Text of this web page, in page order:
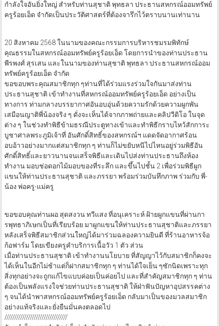
กำลังใจอันยิ่งใหญ่ สำหรับท่านสุชาติ พุทธลา ประธานสหกรณ์ออมทรัพย์
ครูร้อยเอ็ด จำกัดเป็นประวัติศาสตร์ที่ต้องจารึกไว้ตราบนานเท่านาน
20 สิงหาคม 2568 ในนามของคณะกรรมการบริหารชมรมพิทักษ์
คุณธรรมในสหกรณ์ออมทรัพย์ครูร้อยเอ็ด โดยการนำของท่านประธาน
พีรพงศ์ สุรเสน และในนามของท่านสุชาติ พุทธลา ประธานสหกรณ์ออม
ทรัพย์ครูร้อยเอ็ด จำกัด
ขอขอบพระคุณสมาชิกทุก ๆท่านที่ได้ร่วมแรงร่วมใจกันมาส่งท่าน
ประธานสุชาติ เข้าทำงานที่สหกรณ์ออมทรัพย์ครูร้อยเอ็ด อย่างเป็น
ทางการ ท่ามกลางบรรยากาศอันอบอุ่นด้วยความรักด้วยความผูกพัน
เสมือนญาติพี่น้องจริง ๆ ดั่งจะเห็นได้จากภาพถ่ายและคลิปวีดิโอ ในจุด
ต่าง ๆ ในช่วงทำพิธีข้ามธรณีประตูทางเข้าและทำพิธีกราบไหว้สักการะ
บูชาศาลพระภูมิเจ้าที่ อันศักดิ์สิทธิ์ของสหกรณ์ฯ แดดจัดอากาศร้อน
อบอ้าวอย่างมากแต่สมาชิกทุก ๆ ท่านก็ไม่ขยับหนีไปไหนอยู่ร่วมพิธีอัน
ศักดิ์สิทธิ์และยาวนานจนเสร็จพิธีและเดินไปส่งท่านประธานถึงห้อง
ทำงาน มอบช่อดอกไม้มอบของที่ระลึก และขึ้นไปชั้น 2 เพื่อร่วมพิธีผูก
แขนให้ท่านประธานสุชาติ และภรรยา พร้อมร่วมบันทึกภาพ ร่วมกับ พี่-
น้อง พ่อครู-แม่ครู
ขอขอบคุณท่านผอ.สุดสงวน ทวีแสง ที่อนุเคราะห์ ฝ้ายผูกแขนที่ผ่านกา
รพุทธาภิเษกเป็นที่เรียบร้อย มาผูกแขนให้ท่านประธานสุชาติและภรรยา
หลังเสร็จพิธีสมาชิกส่วนใหญ่ได้มาร่วมฉลองความยินดี ที่ร้านอาหารจ้อ
ก้อฟาร์ม โดยเขียงครูคำบริการเนื้อวัว 1 ตัว ส่วน
เมื่อท่านประธานสุชาติ เข้าทำงานนโยบาย ที่สัญญาไว้กับสมาชิกก็คงจะ
ได้เห็นในอีกไม่ช้าแต่ก็ฝากสมาชิกทุก ๆ ท่านได้ใจเย็น ๆซักนิดเพราะทุก
สิ่งทุกอย่างจะถูกแก้ไขแบบค่อยเป็นค่อยไป และที่สำคัญสมาชิกทุก ๆ ท่าน
ต้องเป็นพลังแรงใจช่วยท่านประธานสุชาติ ให้ฝ่าฟันปัญหาอุปสรรคต่าง
ๆ จนได้นำพาสหกรณ์ออมทรัพย์ครูร้อยเอ็ด กลับมาเป็นของมวลสมาชิก
อย่างแท้จริงและยั่งยืนมั่นคงตลอดไป
////////////////////////////////